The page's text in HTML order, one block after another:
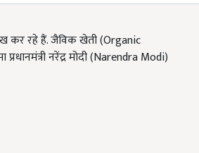
कर रहे हैं. जैविक खेती (Organic
नरेंद्र मोदी (Narendra Modi)